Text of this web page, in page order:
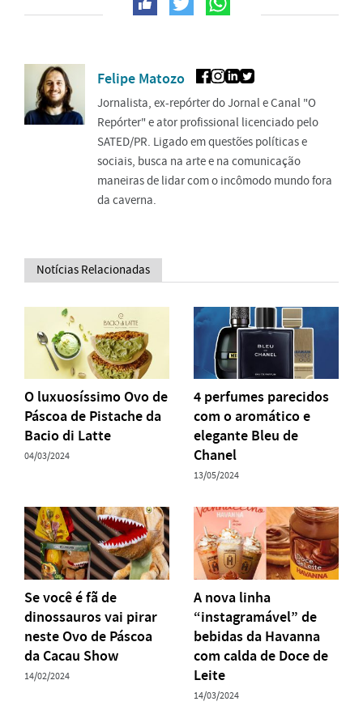
Felipe Matozo
Jornalista, ex-repórter do Jornal e Canal "O
Repórter" e ator profissional licenciado pelo
SATED/PR. Ligado em questões políticas e
sociais, busca na arte e na comunicação
maneiras de lidar com o incômodo mundo fora
da caverna.
Notícias Relacionadas
O luxuosíssimo Ovo de
Páscoa de Pistache da
Bacio di Latte
04/03/2024
4 perfumes parecidos
com o aromático e
elegante Bleu de
Chanel
13/05/2024
Se você é fã de
dinossauros vai pirar
neste Ovo de Páscoa
da Cacau Show
14/02/2024
A nova linha
“instagramável” de
bebidas da Havanna
com calda de Doce de
Leite
14/03/2024